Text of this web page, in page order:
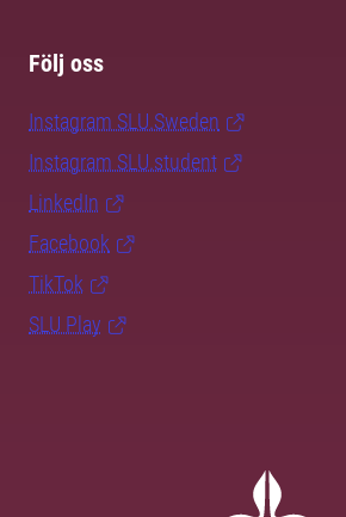
Följ oss
Instagram SLU.Sweden
Instagram SLU.student
LinkedIn
Facebook
TikTok
SLU Play